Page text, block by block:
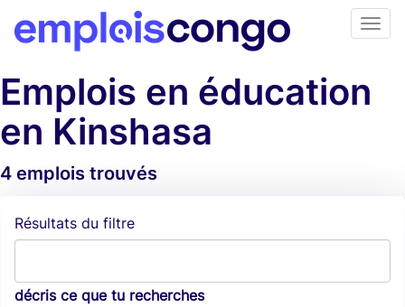
Emplois en éducation
en Kinshasa
4 emplois trouvés
Résultats du filtre
décris ce que tu recherches